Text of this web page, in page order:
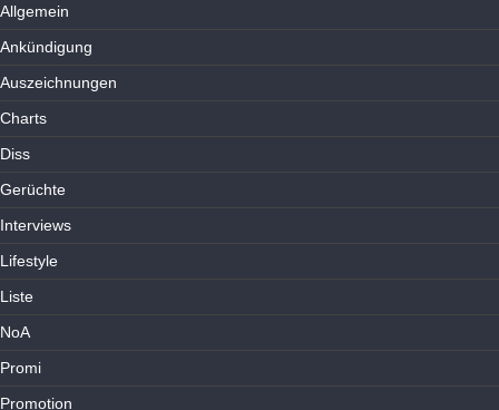
Allgemein
Ankündigung
Auszeichnungen
Charts
Diss
Gerüchte
Interviews
Lifestyle
Liste
NoA
Promi
Promotion